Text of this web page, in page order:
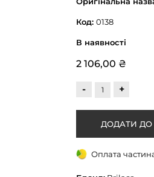
Код: 0138
В наявності
2 106,00 ₴
- +
Оплата